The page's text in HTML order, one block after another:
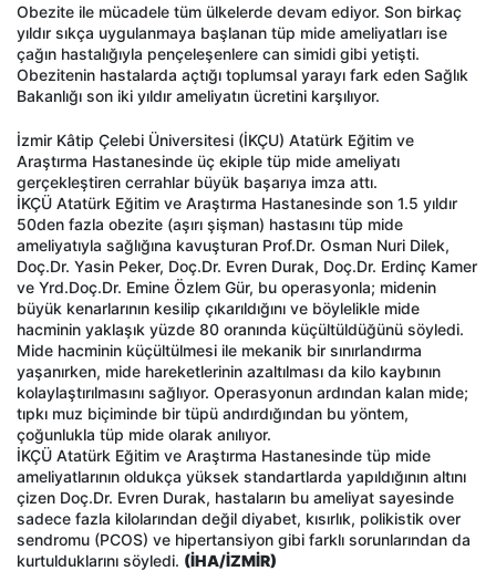
Obezite ile mücadele tüm ülkelerde devam ediyor. Son birkaç
yıldır sıkça uygulanmaya başlanan tüp mide ameliyatları ise
çağın hastalığıyla pençeleşenlere can simidi gibi yetişti.
Obezitenin hastalarda açtığı toplumsal yarayı fark eden Sağlık
Bakanlığı son iki yıldır ameliyatın ücretini karşılıyor.
İzmir Kâtip Çelebi Üniversitesi (İKÇU) Atatürk Eğitim ve
Araştırma Hastanesinde üç ekiple tüp mide ameliyatı
gerçekleştiren cerrahlar büyük başarıya imza attı.
İKÇÜ Atatürk Eğitim ve Araştırma Hastanesinde son 1.5 yıldır
50den fazla obezite (aşırı şişman) hastasını tüp mide
ameliyatıyla sağlığına kavuşturan Prof.Dr. Osman Nuri Dilek,
Doç.Dr. Yasin Peker, Doç.Dr. Evren Durak, Doç.Dr. Erdinç Kamer
ve Yrd.Doç.Dr. Emine Özlem Gür, bu operasyonla; midenin
büyük kenarlarının kesilip çıkarıldığını ve böylelikle mide
hacminin yaklaşık yüzde 80 oranında küçültüldüğünü söyledi.
Mide hacminin küçültülmesi ile mekanik bir sınırlandırma
yaşanırken, mide hareketlerinin azaltılması da kilo kaybının
kolaylaştırılmasını sağlıyor. Operasyonun ardından kalan mide;
tıpkı muz biçiminde bir tüpü andırdığından bu yöntem,
çoğunlukla tüp mide olarak anılıyor.
İKÇÜ Atatürk Eğitim ve Araştırma Hastanesinde tüp mide
ameliyatlarının oldukça yüksek standartlarda yapıldığının altını
çizen Doç.Dr. Evren Durak, hastaların bu ameliyat sayesinde
sadece fazla kilolarından değil diyabet, kısırlık, polikistik over
sendromu (PCOS) ve hipertansiyon gibi farklı sorunlarından da
kurtulduklarını söyledi. (İHA/İZMİR)